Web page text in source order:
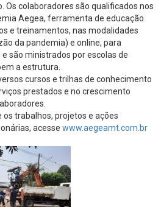
Os colaboradores são qualificados nos
Aegea, ferramenta de educação
e treinamentos, nas modalidades
da pandemia) e online, para
são ministrados por escolas de
a estrutura.
cursos e trilhas de conhecimento
prestados e no crescimento
trabalhos, projetos e ações
acesse www.aegeamt.com.br